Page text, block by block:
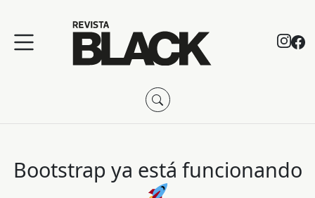
Bootstrap ya está funcionando